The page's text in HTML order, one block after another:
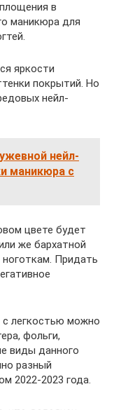
в
маникюра для
яркости
покрытий. Но
нейл-
нейл-
маникюра с
цвете будет
же бархатной
Придать
с легкостью можно
фольги,
виды данного
разный
2022-2023 года.